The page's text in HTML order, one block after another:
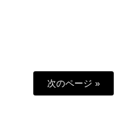
次のページ »